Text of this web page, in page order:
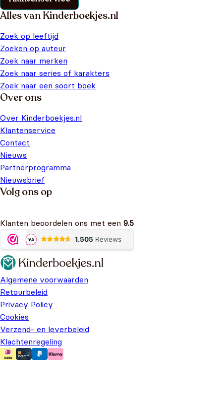
Alles van Kinderboekjes.nl
Zoek op leeftijd
Zoeken op auteur
Zoek naar merken
Zoek naar series of karakters
Zoek naar een soort boek
Over ons
Over Kinderboekjes.nl
Klantenservice
Contact
Nieuws
Partnerprogramma
Nieuwsbrief
Volg ons op
Klanten beoordelen ons met een 9.5
Algemene voorwaarden
Retourbeleid
Privacy Policy
Cookies
Verzend- en leverbeleid
Klachtenregeling